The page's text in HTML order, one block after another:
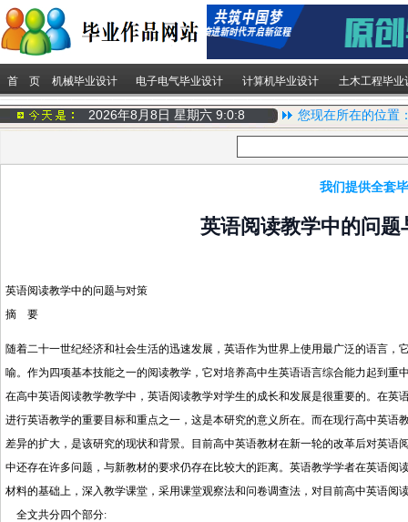
首 页 机械毕业设计 电子电气毕业设计 计算机毕业设计 土木工程毕业
2026年8月8日 星期六 9:0:8 您现在所在的位置
我们提供全套
英语阅读教学中的问
英语阅读教学中的问题与对策
摘 要
随着二十一世纪经济和社会生活的迅速发展，英语作为世界上使用最广泛的语言
喻。作为四项基本技能之一的阅读教学，它对培养高中生英语语言综合能力起到
在高中英语阅读教学教学中，英语阅读教学对学生的成长和发展是很重要的。在
进行英语教学的重要目标和重点之一，这是本研究的意义所在。而在现行高中英
差异的扩大，是该研究的现状和背景。目前高中英语教材在新一轮的改革后对英
中还存在许多问题，与新教材的要求仍存在比较大的距离。英语教学学者在英语
材料的基础上，深入教学课堂，采用课堂观察法和问卷调查法，对目前高中英语
全文共分四个部分: